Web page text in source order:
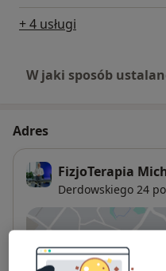
+ 4 usługi
W jaki sposób
Adres
FizjoTerapia
Derdowskiego 24